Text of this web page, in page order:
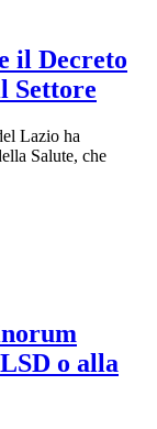
il Decreto
Settore
Lazio ha
Salute, che
o alla